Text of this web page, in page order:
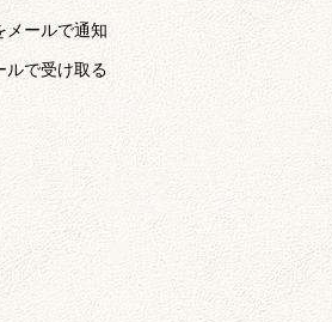
メールで通知
ルで受け取る